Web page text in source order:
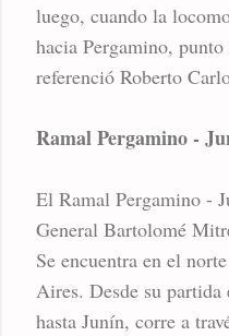
luego, cuando la
hacia Pergamino,
referenció Roberto
Ramal Pergamino -
El Ramal Pergamino -
General Bartolomé
Se encuentra en el
Aires. Desde su
hasta Junín, corre a